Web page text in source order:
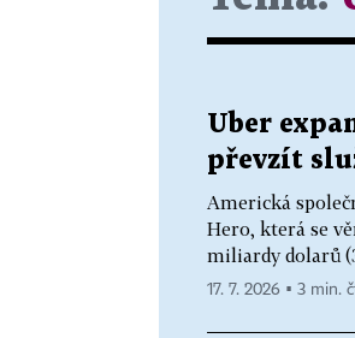
Uber
převzít
Americká
Hero, která se
miliardy dolarů
17. 7. 2026 ▪ 3 min.